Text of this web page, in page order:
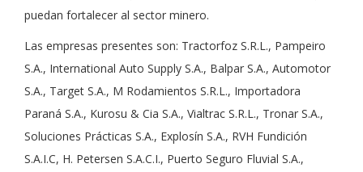
puedan fortalecer al sector minero.
Las empresas presentes son: Tractorfoz S.R.L., Pampeiro
S.A., International Auto Supply S.A., Balpar S.A., Automotor
S.A., Target S.A., M Rodamientos S.R.L., Importadora
Paraná S.A., Kurosu & Cia S.A., Vialtrac S.R.L., Tronar S.A.,
Soluciones Prácticas S.A., Explosín S.A., RVH Fundición
S.A.I.C, H. Petersen S.A.C.I., Puerto Seguro Fluvial S.A.,